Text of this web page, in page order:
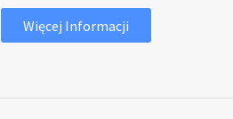
Więcej Informacji